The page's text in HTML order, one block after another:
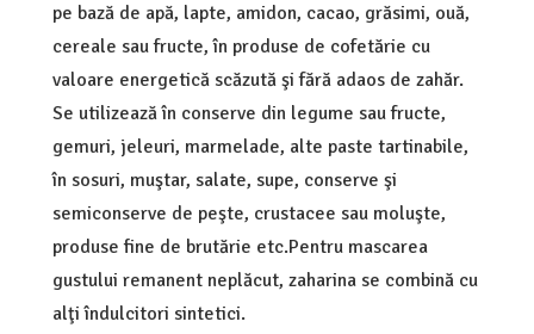
pe bază de apă, lapte, amidon, cacao, grăsimi, ouă,
cereale sau fructe, în produse de cofetărie cu
valoare energetică scăzută şi fără adaos de zahăr.
Se utilizează în conserve din legume sau fructe,
gemuri, jeleuri, marmelade, alte paste tartinabile,
în sosuri, muştar, salate, supe, conserve şi
semiconserve de peşte, crustacee sau moluşte,
produse fine de brutărie etc.Pentru mascarea
gustului remanent neplăcut, zaharina se combină cu
alţi îndulcitori sintetici.